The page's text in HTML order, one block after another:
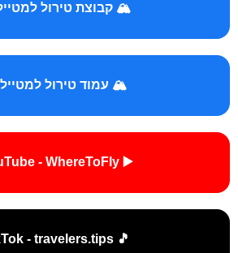
🏔️ קבוצת טירול
🏔️ עמוד טירול
▶️ YouTube - WhereToFly
🎵 TikTok - travelers.tips